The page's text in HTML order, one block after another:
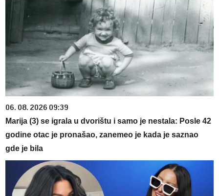
06. 08. 2026 09:39
Marija (3) se igrala u dvorištu i samo je nestala: Posle 42
godine otac je pronašao, zanemeo je kada je saznao
gde je bila